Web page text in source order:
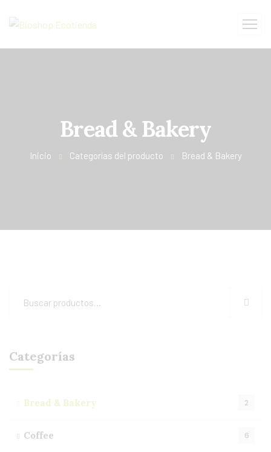
Bread & Bakery
Inicio Categorías del producto Bread & Bakery
Categorías
Bread & Bakery 2
Coffee 6